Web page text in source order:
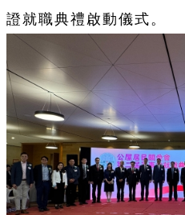
證就職典禮啟動儀式。